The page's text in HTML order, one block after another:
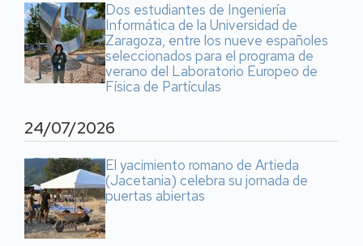
Dos estudiantes de Ingeniería
Informática de la Universidad de
Zaragoza, entre los nueve españoles
seleccionados para el programa de
verano del Laboratorio Europeo de
Física de Partículas
24/07/2026
El yacimiento romano de Artieda
(Jacetania) celebra su jornada de
puertas abiertas